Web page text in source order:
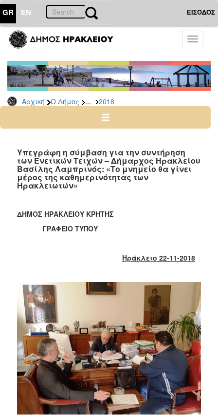
GR EN ΕΙΣΟΔΟΣ
Toggle
Αρχική Ο Δήμος ... 2018
ΔΗΜΟΣ
Δελτία
Τύπου
Αρχείο
2026
2024
2022
2021
2020
2018
2017
2012
2011
2010
2006
ΤΟΠΟΣ
Υπεγράφη η σύμβαση για την συντήρηση
των Ενετικών Τειχών – Δήμαρχος Ηρακλείου
Βασίλης Λαμπρινός: «Το μνημείο θα γίνει
μέρος της καθημερινότητας των
Ηρακλειωτών»
ΔΗΜΟΣ ΗΡΑΚΛΕΙΟΥ ΚΡΗΤΗΣ
ΓΡΑΦΕΙΟ ΤΥΠΟΥ
Ηράκλειο 22-11-2018